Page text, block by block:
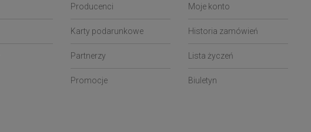
Producenci
Karty podarunkowe
Partnerzy
Promocje
Moje konto
Historia zamówień
Lista życzeń
Biuletyn